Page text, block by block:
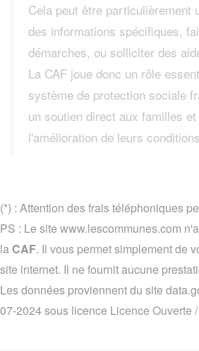
Cela peut être particulièrement
des informations spécifiques,
démarches, ou solliciter des
La CAF joue donc un rôle
système de protection sociale
un soutien direct aux familles
l'amélioration de leurs
(*) : Attention des frais téléphoniques
PS : Le site www.lescommunes.com
laCAF. Il vous permet simplement de
site internet. Il ne fournit aucune
Les données proviennent du site
07-2024 sous licence Licence Ouverte